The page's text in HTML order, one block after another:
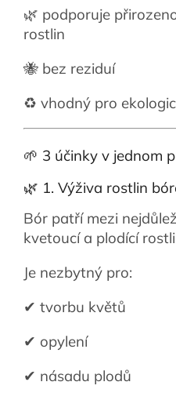
🌿 podporuje
rostlin
🐝 bez reziduí
♻️ vhodný pro
🌱 3 účinky v jednom
🌿 1. Výživa rostlin
Bór patří mezi
kvetoucí a plodící
Je nezbytný pro:
✔ tvorbu květů
✔ opylení
✔ násadu plodů